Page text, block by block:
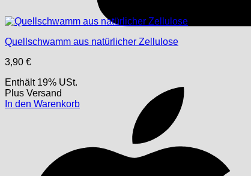
Quellschwamm aus natürlicher Zellulose
3,90 €
Enthält 19% USt.
Plus Versand
In den Warenkorb